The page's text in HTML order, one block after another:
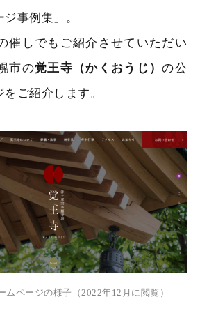
事例集」。
催しでもご紹介させていただい
市の覚王寺（かくおうじ）の公
ご紹介します。
ムページの様子（2022年12月に閲覧）